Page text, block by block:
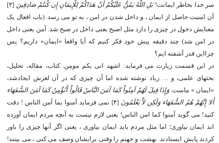
سر خدا بخاطر ایمانت!بَلِ اللَّهُ یَمُنُّ عَلَیْکُمْ أَنْ هَدَاکُمْ لِلْإِیمَانِ إِن کُنتُمْ صَادِقِینَ
[۳]
آن امنیت حاصل از ایمان ، و داخل شدن در امن ، به تو می رسد. (باب افعال یک
معنایش دخول در چیزی را دارد مثل اصبح یعنی داخل در صبح شد. آمن یعنی داخل
در امن شد) چند دقیقه پیش خود فکر کنیم که آیا واقعا «ایمان» داریم؟ پس
چرااین قدر آشفته ایم؟
در این قسمت زیارت می فرماید: اشهد انی بکم مومن. کتاب، مقاله، تحلیل،
بحثهای علمی، و … زیاد نوشته شده اما آن چیزی که در آن لغزش ایجادشد،
«ایمان » ماست.وَإِذَا قِیلَ لَهُمْ آمِنُواْ کَمَا آمَنَ النَّاسُ قَالُواْ أَنُؤْمِنُ کَمَا آمَنَ السُّفَهَاء
أَلا إِنَّهُمْ هُمُ السُّفَهَاء وَلَکِن لاَّ یَعْلَمُونَ
[۴] نمی فرماید آمنوا بما آمن الناس ! دقت
کنید! می گوید آمنوا کما امن الناس! یعنی لازم نیست به آنچه مردم ایمان آورده
اند ایمان بیاوری؛ اما مثل مردم باید ایمان بیاوری ، یعنی اگر آنها چیزی را باور
کردند پایش ایستادند. بهشت و جهنم را وقتی برایشان وصف می کنی ، می بینند!